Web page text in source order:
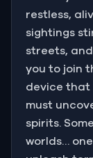
restless,
sightings
streets,
you to join
device that
must
spirits.
worlds…